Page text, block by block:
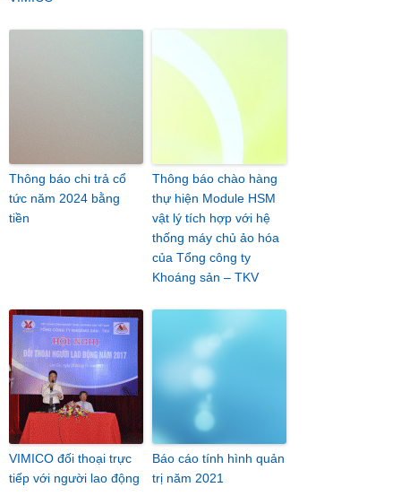
Thông báo chi trả cổ
tức năm 2024 bằng
tiền
Thông báo chào hàng
thự hiện Module HSM
vật lý tích hợp với hệ
thống máy chủ ảo hóa
của Tổng công ty
Khoáng sản – TKV
VIMICO đối thoại trực
tiếp với người lao động
Báo cáo tính hình quản
trị năm 2021